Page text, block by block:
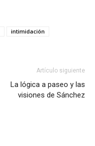
intimidación
Artículo siguiente
La lógica a paseo y las
visiones de Sánchez